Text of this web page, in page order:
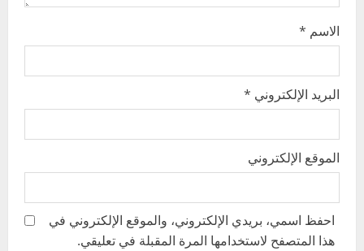
الاسم *
البريد الإلكتروني *
الموقع الإلكتروني
احفظ اسمي، بريدي الإلكتروني، والموقع الإلكتروني في
هذا المتصفح لاستخدامها المرة المقبلة في تعليقي.